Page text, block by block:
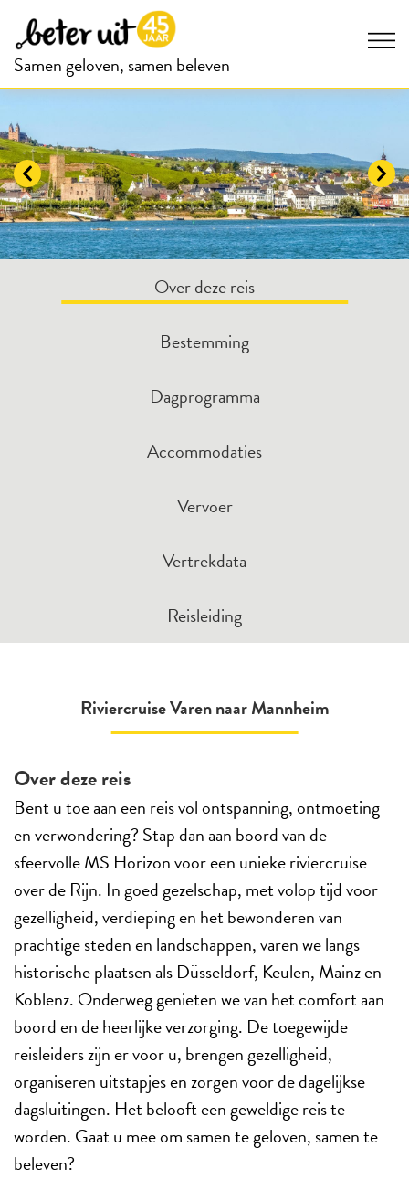
Samen geloven, samen beleven
Over deze reis
Bestemming
Dagprogramma
Accommodaties
Vervoer
Vertrekdata
Reisleiding
Riviercruise Varen naar Mannheim
Over deze reis
Bent u toe aan een reis vol ontspanning, ontmoeting
en verwondering? Stap dan aan boord van de
sfeervolle MS Horizon voor een unieke riviercruise
over de Rijn. In goed gezelschap, met volop tijd voor
gezelligheid, verdieping en het bewonderen van
prachtige steden en landschappen, varen we langs
historische plaatsen als Düsseldorf, Keulen, Mainz en
Koblenz. Onderweg genieten we van het comfort aan
boord en de heerlijke verzorging. De toegewijde
reisleiders zijn er voor u, brengen gezelligheid,
organiseren uitstapjes en zorgen voor de dagelijkse
dagsluitingen. Het belooft een geweldige reis te
worden. Gaat u mee om samen te geloven, samen te
beleven?